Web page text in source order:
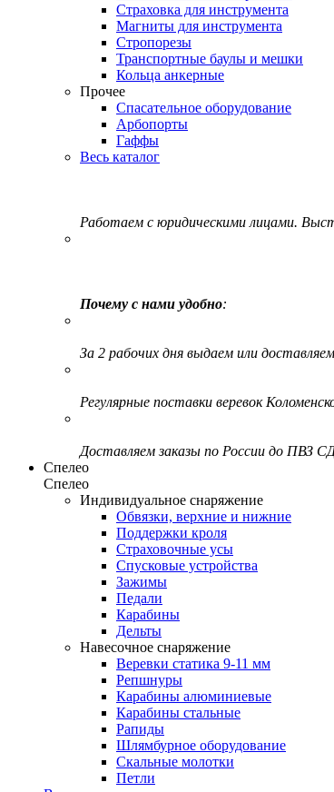
Страховка для инструмента
Магниты для инструмента
Стропорезы
Транспортные баулы и мешки
Кольца анкерные
Прочее
Спасательное оборудование
Арбопорты
Гаффы
Весь каталог
Работаем с юридическими лицами.
Почему с нами удобно:
За 2 рабочих дня выдаем или
Регулярные поставки веревок
Доставляем заказы по России до ПВЗ
Спелео
Спелео
Индивидуальное снаряжение
Обвязки, верхние и нижние
Поддержки кроля
Страховочные усы
Спусковые устройства
Зажимы
Педали
Карабины
Дельты
Навесочное снаряжение
Веревки статика 9-11 мм
Репшнуры
Карабины алюминиевые
Карабины стальные
Рапиды
Шлямбурное оборудование
Скальные молотки
Петли